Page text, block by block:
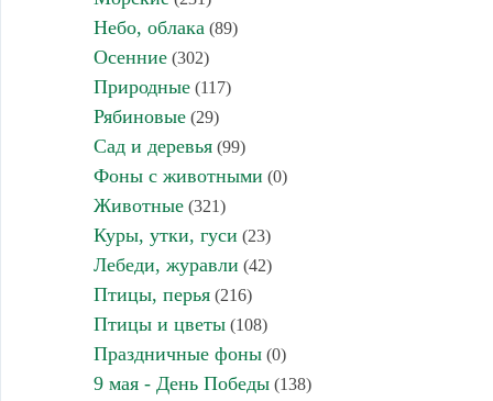
Небо, облака (89)
Осенние(302)
Природные(117)
Рябиновые(29)
Сад и деревья(99)
Фоны с животными (0)
Животные(321)
Куры, утки, гуси (23)
Лебеди, журавли (42)
Птицы, перья(216)
Птицы и цветы(108)
Праздничные фоны(0)
9 мая - День Победы(138)